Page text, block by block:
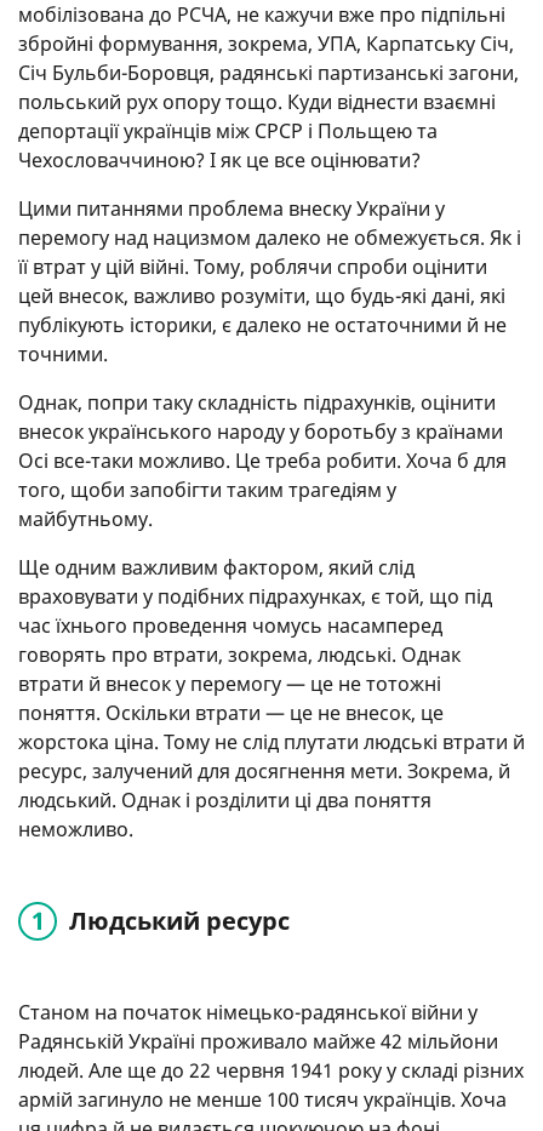
мобілізована до РСЧА, не кажучи вже про підпільні
збройні формування, зокрема, УПА, Карпатську Січ,
Січ Бульби-Боровця, радянські партизанські загони,
польський рух опору тощо. Куди віднести взаємні
депортації українців між СРСР і Польщею та
Чехословаччиною? І як це все оцінювати?
Цими питаннями проблема внеску України у
перемогу над нацизмом далеко не обмежується. Як і
її втрат у цій війні. Тому, роблячи спроби оцінити
цей внесок, важливо розуміти, що будь-які дані, які
публікують історики, є далеко не остаточними й не
точними.
Однак, попри таку складність підрахунків, оцінити
внесок українського народу у боротьбу з країнами
Осі все-таки можливо. Це треба робити. Хоча б для
того, щоби запобігти таким трагедіям у
майбутньому.
Ще одним важливим фактором, який слід
враховувати у подібних підрахунках, є той, що під
час їхнього проведення чомусь насамперед
говорять про втрати, зокрема, людські. Однак
втрати й внесок у перемогу — це не тотожні
поняття. Оскільки втрати — це не внесок, це
жорстока ціна. Тому не слід плутати людські втрати й
ресурс, залучений для досягнення мети. Зокрема, й
людський. Однак і розділити ці два поняття
неможливо.
Людський ресурс
Станом на початок німецько-радянської війни у
Радянській Україні проживало майже 42 мільйони
людей. Але ще до 22 червня 1941 року у складі різних
армій загинуло не менше 100 тисяч українців. Хоча